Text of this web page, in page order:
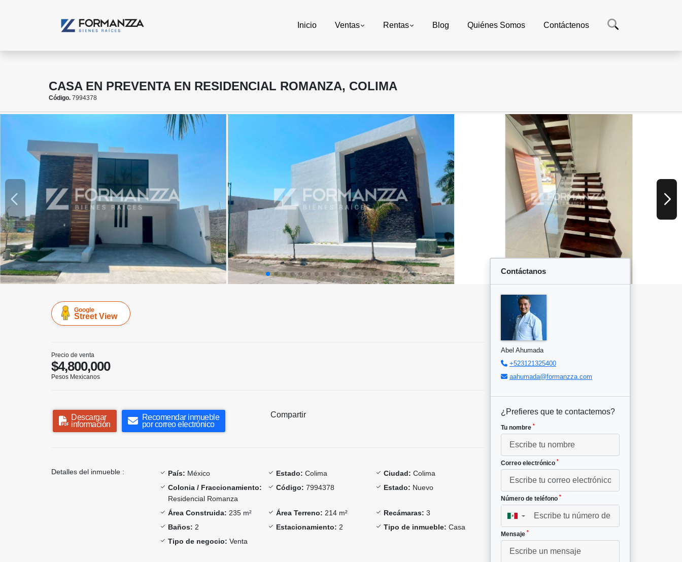
Inicio Ventas Rentas Blog Quiénes Somos Contáctenos
CASA EN PREVENTA EN RESIDENCIAL ROMANZA, COLIMA
Código. 7994378
Google
Street View
Precio de venta
$4,800,000
Pesos Mexicanos
Descargar
información
Recomendar inmueble
por correo electrónico
Compartir
Detalles del inmueble : País: México Estado: Colima Ciudad: Colima
Colonia / Fraccionamiento:
Residencial Romanza
Código: 7994378 Estado: Nuevo
Área Construida: 235 m² Área Terreno: 214 m² Recámaras: 3
Baños: 2 Estacionamiento: 2 Tipo de inmueble: Casa
Tipo de negocio: Venta
Contáctanos
Abel Ahumada
+523121325400
aahumada@formanzza.com
¿Prefieres que te contactemos?
Tu nombre *
Correo electrónico *
Número de teléfono *
▼
Mensaje *